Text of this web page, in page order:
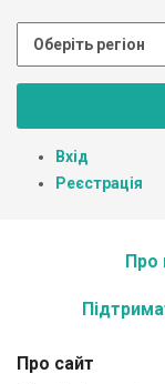
Вхід
Реєстрація
Про
Про сайт